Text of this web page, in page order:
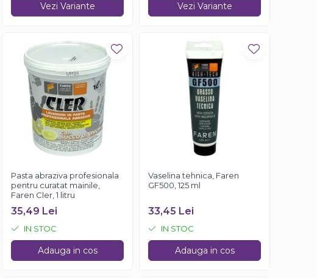
Vezi Variante Vezi Variante
Pasta abraziva profesionala
pentru curatat mainile,
Faren Cler, 1 litru
35,49 Lei
IN STOC
Adauga in cos
Vaselina tehnica, Faren
GF500, 125 ml
33,45 Lei
IN STOC
Adauga in cos